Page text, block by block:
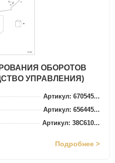
ОБОРОТОВ
УПРАВЛЕНИЯ)
Артикул: 670545...
Артикул: 656445...
Артикул: 38C610...
Подробнее >